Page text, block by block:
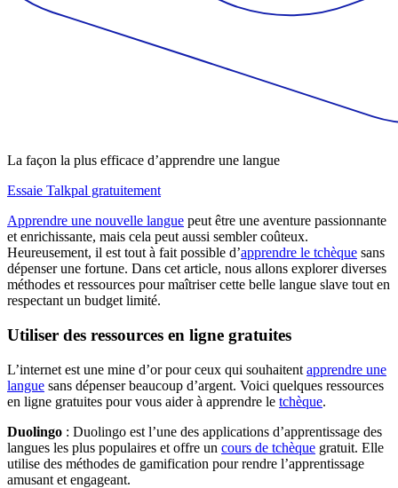
La façon la plus efficace d’apprendre une langue
Essaie Talkpal gratuitement
Apprendre une nouvelle langue peut être une aventure passionnante
et enrichissante, mais cela peut aussi sembler coûteux.
Heureusement, il est tout à fait possible d’apprendre le tchèque sans
dépenser une fortune. Dans cet article, nous allons explorer diverses
méthodes et ressources pour maîtriser cette belle langue slave tout en
respectant un budget limité.
Utiliser des ressources en ligne gratuites
L’internet est une mine d’or pour ceux qui souhaitent apprendre une
langue sans dépenser beaucoup d’argent. Voici quelques ressources
en ligne gratuites pour vous aider à apprendre le tchèque.
Duolingo : Duolingo est l’une des applications d’apprentissage des
langues les plus populaires et offre un cours de tchèque gratuit. Elle
utilise des méthodes de gamification pour rendre l’apprentissage
amusant et engageant.